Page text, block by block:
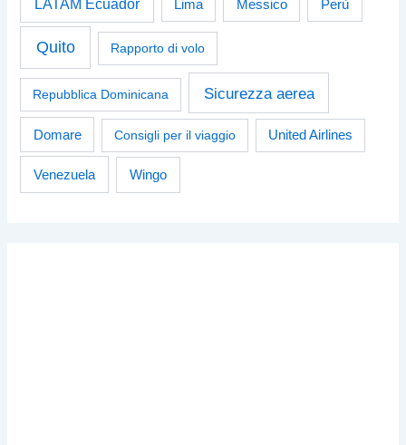
LATAM Ecuador Lima Messico Perù
Quito Rapporto di volo
Repubblica Dominicana Sicurezza aerea
Domare Consigli per il viaggio United Airlines
Venezuela Wingo